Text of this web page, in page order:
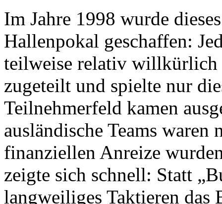
Im Jahre 1998 wurde
Hallenpokal geschaffen:
teilweise relativ willkürlich
zugeteilt und spielte nur
Teilnehmerfeld kamen
ausländische Teams waren
finanziellen Anreize
zeigte sich schnell: Statt
langweiliges Taktieren